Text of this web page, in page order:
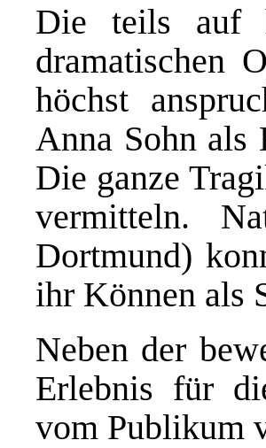
Die teils auf
dramatischen
höchst
Anna Sohn als
Die ganze
vermitteln.
Dortmund)
ihr Können als
Neben der
Erlebnis für
vom Publikum